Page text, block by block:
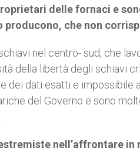
delle fornaci e
che non
nel centro- sud, che
della libertà degli schiavi
dei dati esatti e impossibile
del Governo e sono
nell’affrontare in